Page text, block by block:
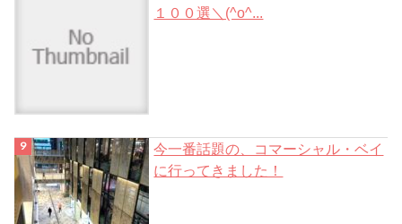
１００選＼(^o^...
今一番話題の、コマーシャル・ベイ
に行ってきました！